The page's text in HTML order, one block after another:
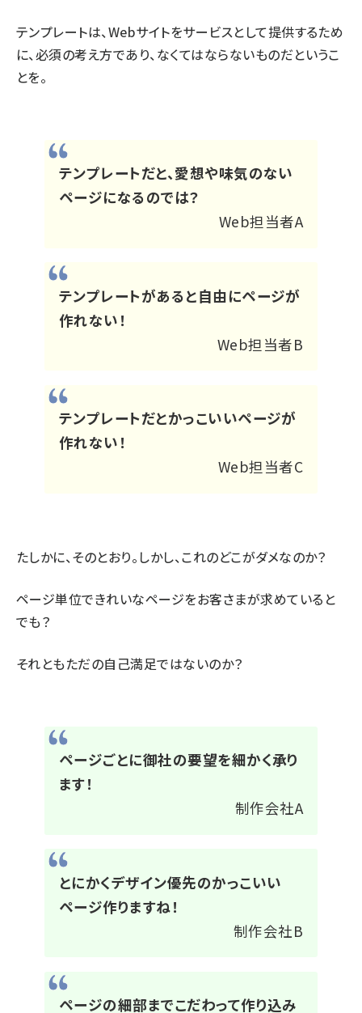
テンプレートは、Webサイトをサービスとして提供するため
に、必須の考え方であり、なくてはならないものだというこ
とを。
テンプレートだと、愛想や味気のない
ページになるのでは？
Web担当者A
テンプレートがあると自由にページが
作れない！
Web担当者B
テンプレートだとかっこいいページが
作れない！
Web担当者C
たしかに、そのとおり。しかし、これのどこがダメなのか？
ページ単位できれいなページをお客さまが求めていると
でも？
それともただの自己満足ではないのか？
ページごとに御社の要望を細かく承り
ます！
制作会社A
とにかくデザイン優先のかっこいい
ページ作りますね！
制作会社B
ページの細部までこだわって作り込み